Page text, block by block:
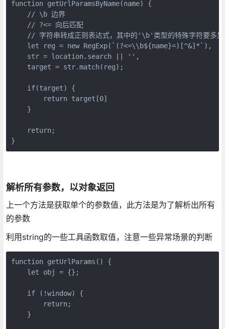
function getUrlParamsByName(name) {
    // \b 边界
    // ?<= 向后匹配
// 字符串转成正则表达式，其中的'\b'类型的特殊字符要多
    let reg = new RegExp(`(?<=\\b${name}=)[^&]*`),
    str = location.search || '',
    target = str.match(reg);
    if(target) {
        return target[0]
    }
    return;
}
解析所有参数，以对象返回
上一个方法是获取单个的参数值，此方法是为了解析出所有
的参数
利用string的一些工具函数取值，注意一些异常场景的判断
function getUrlParams() {
    let obj = {};
    if (!window) {
        return;
    }